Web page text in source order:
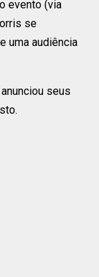
evento (via
se
uma audiência
seus